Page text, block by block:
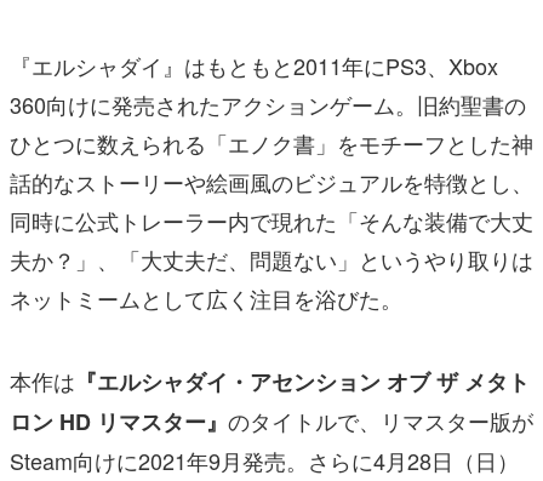
運営：株式会社マレ
『エルシャダイ』はもともと2011年にPS3、Xbox
360向けに発売されたアクションゲーム。旧約聖書の
ひとつに数えられる「エノク書」をモチーフとした神
話的なストーリーや絵画風のビジュアルを特徴とし、
同時に公式トレーラー内で現れた「そんな装備で大丈
夫か？」、「大丈夫だ、問題ない」というやり取りは
ネットミームとして広く注目を浴びた。
本作は 『エルシャダイ・アセンション オブ ザ メタト
ロン HD リマスター』 のタイトルで、リマスター版が
Steam向けに2021年9月発売。さらに4月28日（日）